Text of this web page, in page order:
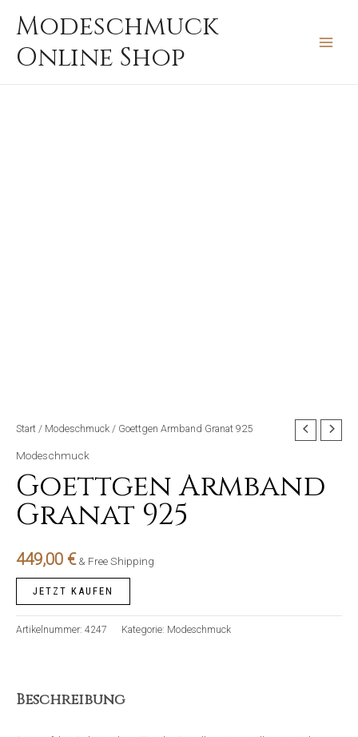
Inhalt
springen
Modeschmuck
Online Shop
Start / Modeschmuck / Goettgen Armband Granat 925
Modeschmuck
Goettgen Armband
Granat 925
449,00 € & Free Shipping
JETZT KAUFEN
Artikelnummer: 4247 Kategorie: Modeschmuck
Beschreibung